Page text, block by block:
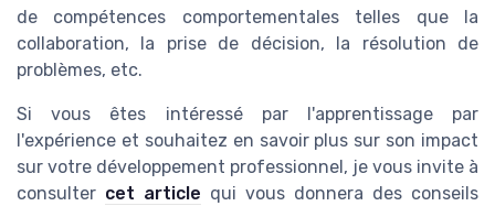
de compétences comportementales telles que la
collaboration, la prise de décision, la résolution de
problèmes, etc.
Si vous êtes intéressé par l'apprentissage par
l'expérience et souhaitez en savoir plus sur son impact
sur votre développement professionnel, je vous invite à
consulter cet article qui vous donnera des conseils